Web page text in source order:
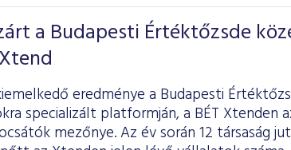
a Budapesti Értéktőzsde
eredménye a Budapesti
specializált platformján, a BÉT Xtenden
mezőnye. Az év során 12 társaság